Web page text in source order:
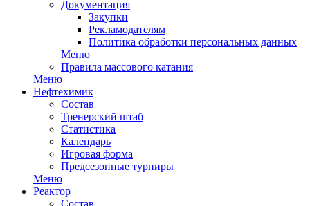
Документация
Закупки
Рекламодателям
Политика обработки персональных данных
Меню
Правила массового катания
Меню
Нефтехимик
Состав
Тренерский штаб
Статистика
Календарь
Игровая форма
Предсезонные турниры
Меню
Реактор
Состав